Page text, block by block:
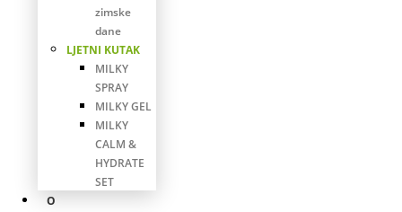
zimske
dane
LJETNI KUTAK
MILKY
SPRAY
MILKY GEL
MILKY
CALM &
HYDRATE
SET
O